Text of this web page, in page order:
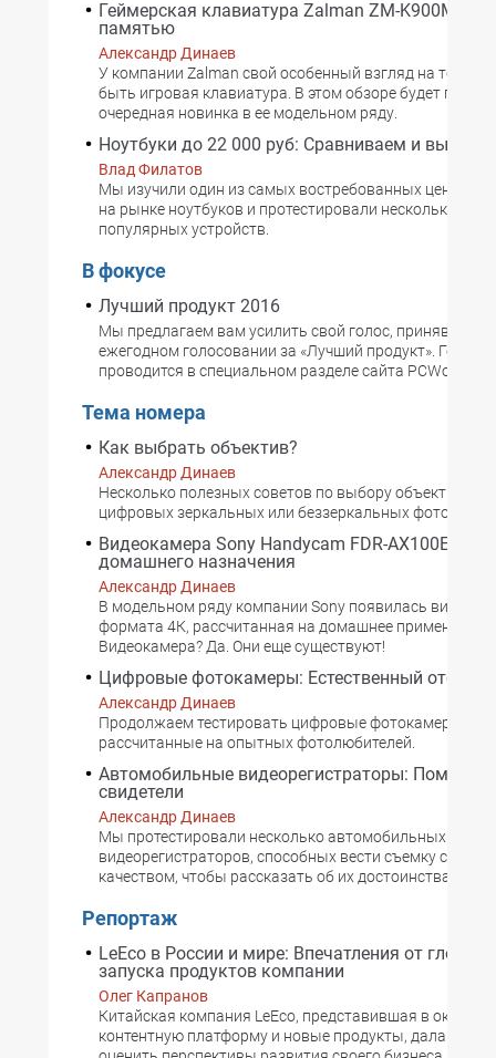
Геймерская клавиатура Zalman ZM-K900M:
памятью
Александр Динаев
У компании Zalman свой особенный взгляд на то,
быть игровая клавиатура. В этом обзоре будет
очередная новинка в ее модельном ряду.
Ноутбуки до 22 000 руб: Сравниваем и
Влад Филатов
Мы изучили один из самых востребованных ценовых
на рынке ноутбуков и протестировали несколько
популярных устройств.
В фокусе
Лучший продукт 2016
Мы предлагаем вам усилить свой голос, приняв
ежегодном голосовании за «Лучший продукт».
проводится в специальном разделе сайта PCWorld.ru.
Тема номера
Как выбрать объектив?
Александр Динаев
Несколько полезных советов по выбору объективов
цифровых зеркальных или беззеркальных фотокамер.
Видеокамера Sony Handycam FDR-AX100E: 4К
домашнего назначения
Александр Динаев
В модельном ряду компании Sony появилась
формата 4К, рассчитанная на домашнее применение.
Видеокамера? Да. Они еще существуют!
Цифровые фотокамеры: Естественный отбор
Александр Динаев
Продолжаем тестировать цифровые фотокамеры,
рассчитанные на опытных фотолюбителей.
Автомобильные видеорегистраторы:
свидетели
Александр Динаев
Мы протестировали несколько автомобильных
видеорегистраторов, способных вести съемку с
качеством, чтобы рассказать об их достоинствах и
Репортаж
LeEco в России и мире: Впечатления от
запуска продуктов компании
Олег Капранов
Китайская компания LeEco, представившая в
контентную платформу и новые продукты, дала